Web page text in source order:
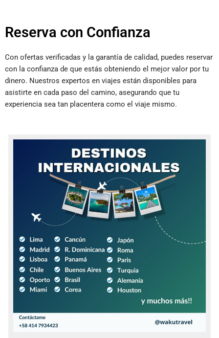
Reserva con Confianza
Con ofertas verificadas y la garantía de calidad, puedes reservar
con la confianza de que estás obteniendo el mejor valor por tu
dinero. Nuestros expertos en viajes están disponibles para
asistirte en cada paso del camino, asegurando que tu
experiencia sea tan placentera como el viaje mismo.